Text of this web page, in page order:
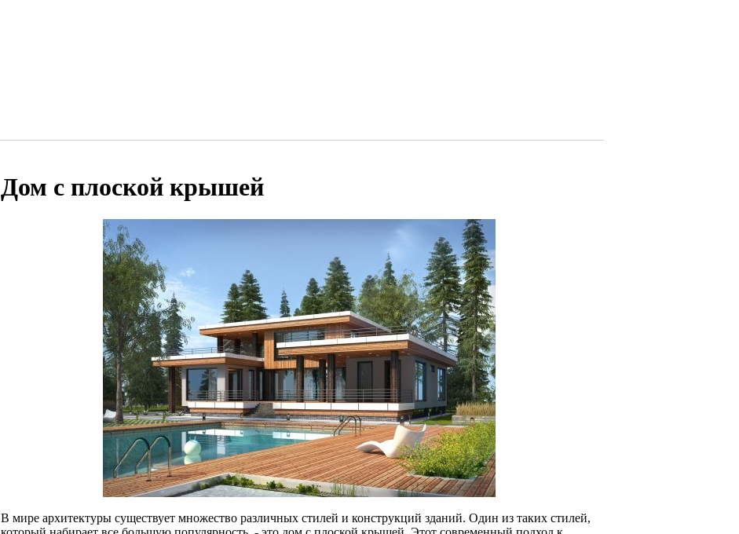
Дом с плоской крышей
В мире архитектуры существует множество различных стилей и конструкций зданий. Один из таких стилей,